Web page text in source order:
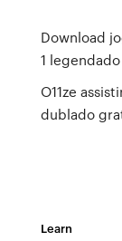
Download
1 legendado
O11ze
dublado
Learn